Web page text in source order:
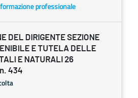
professionale
DEL DIRIGENTE SEZIONE
E TUTELA DELLE
E NATURALI 26
434